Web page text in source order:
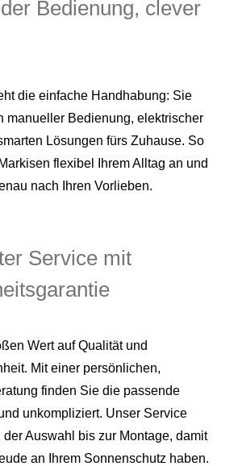
Bedienung, clever
die einfache Handhabung: Sie
manueller Bedienung, elektrischer
Lösungen fürs Zuhause. So
flexibel Ihrem Alltag an und
nach Ihren Vorlieben.
Service mit
Wert auf Qualität und
Mit einer persönlichen,
finden Sie die passende
unkompliziert. Unser Service
Auswahl bis zur Montage, damit
an Ihrem Sonnenschutz haben.